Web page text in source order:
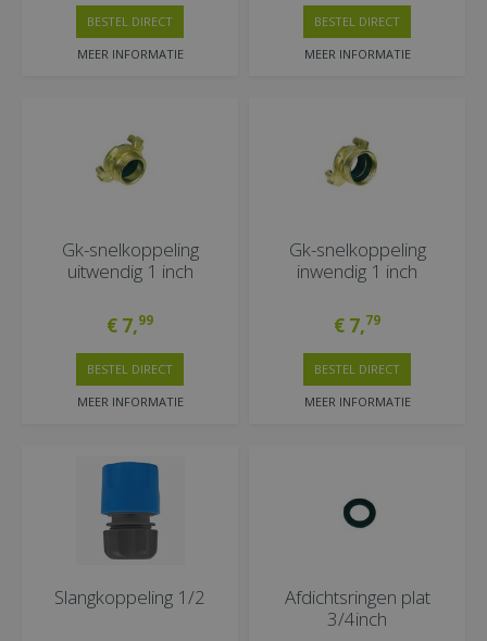
MEER INFORMATIE
BESTEL DIRECT
MEER INFORMATIE
BESTEL DIRECT
Gk-snelkoppeling
uitwendig 1 inch
€ 7,99
MEER INFORMATIE
BESTEL DIRECT
Gk-snelkoppeling
inwendig 1 inch
€ 7,79
MEER INFORMATIE
BESTEL DIRECT
Slangkoppeling 1/2
Afdichtsringen plat
3/4inch